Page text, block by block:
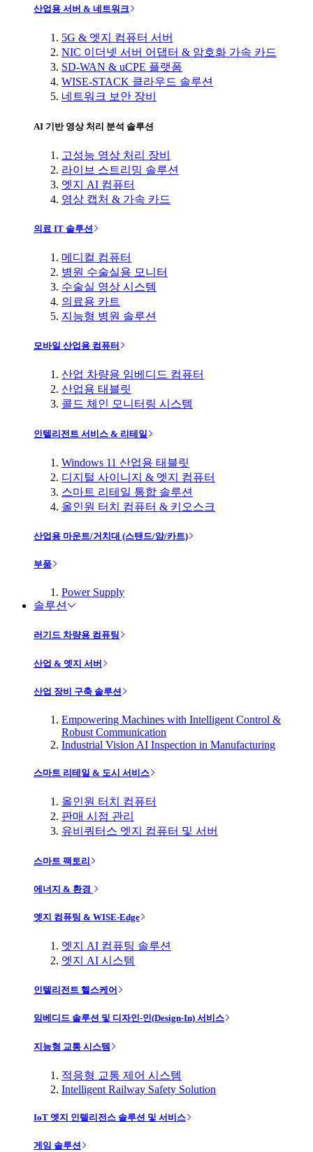
산업용 서버 & 네트워크
5G & 엣지 컴퓨터 서버
NIC 이더넷 서버 어댑터 & 암호화 가속 카드
SD-WAN & uCPE 플랫폼
WISE-STACK 클라우드 솔루션
네트워크 보안 장비
AI 기반 영상 처리 분석 솔루션
고성능 영상 처리 장비
라이브 스트리밍 솔루션
엣지 AI 컴퓨터
영상 캡처 & 가속 카드
의료 IT 솔루션
메디컬 컴퓨터
병원 수술실용 모니터
수술실 영상 시스템
의료용 카트
지능형 병원 솔루션
모바일 산업용 컴퓨터
산업 차량용 임베디드 컴퓨터
산업용 태블릿
콜드 체인 모니터링 시스템
인텔리전트 서비스 & 리테일
Windows 11 산업용 태블릿
디지털 사이니지 & 엣지 컴퓨터
스마트 리테일 통합 솔루션
올인원 터치 컴퓨터 & 키오스크
산업용 마운트/거치대 (스탠드/암/카트)
부품
Power Supply
솔루션
러기드 차량용 컴퓨팅
산업 & 엣지 서버
산업 장비 구축 솔루션
Empowering Machines with Intelligent Control &
Robust Communication
Industrial Vision AI Inspection in Manufacturing
스마트 리테일 & 도시 서비스
올인원 터치 컴퓨터
판매 시점 관리
유비쿼터스 엣지 컴퓨터 및 서버
스마트 팩토리
에너지 & 환경
엣지 컴퓨팅 & WISE-Edge
엣지 AI 컴퓨팅 솔루션
엣지 AI 시스템
인텔리전트 헬스케어
임베디드 솔루션 및 디자인-인(Design-In) 서비스
지능형 교통 시스템
적응형 교통 제어 시스템
Intelligent Railway Safety Solution
IoT 엣지 인텔리전스 솔루션 및 서비스
게임 솔루션